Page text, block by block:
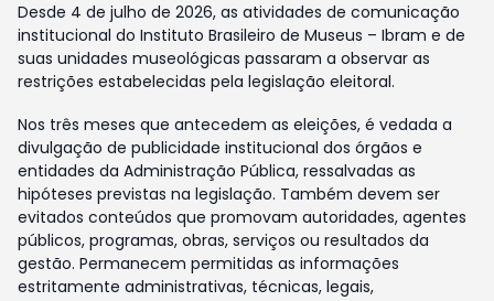
Desde 4 de julho de 2026, as atividades de comunicação
institucional do Instituto Brasileiro de Museus – Ibram e de
suas unidades museológicas passaram a observar as
restrições estabelecidas pela legislação eleitoral.
Nos três meses que antecedem as eleições, é vedada a
divulgação de publicidade institucional dos órgãos e
entidades da Administração Pública, ressalvadas as
hipóteses previstas na legislação. Também devem ser
evitados conteúdos que promovam autoridades, agentes
públicos, programas, obras, serviços ou resultados da
gestão. Permanecem permitidas as informações
estritamente administrativas, técnicas, legais,